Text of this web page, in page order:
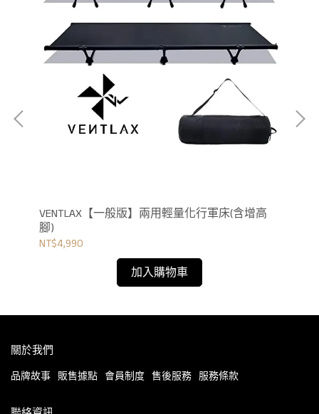
VENTLAX【一般版】兩用輕量化行軍床(含增高
腳)
NT$4,990
加入購物車
關於我們
品牌故事 販售據點 會員制度 售後服務 服務條款